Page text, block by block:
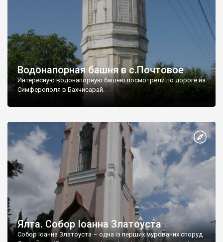
Водонапорная башня в с.Почтовое
Интересную водонапорную башню посмотрели по дороге из
Симферополя в Бахчисарай.
Ялта. Собор Іоанна Златоуста
Собор Іоанна Златоуста – одна із перших мурованих споруд